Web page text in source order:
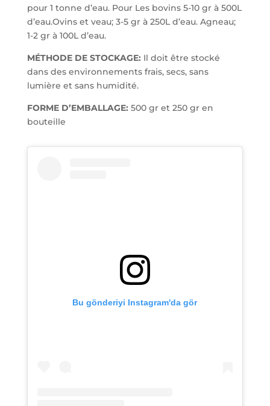
pour 1 tonne d’eau. Pour Les bovins 5-10 gr à 500L
d’eau.Ovins et veau; 3-5 gr à 250L d’eau. Agneau;
1-2 gr à 100L d’eau.
MÉTHODE DE STOCKAGE: Il doit être stocké
dans des environnements frais, secs, sans
lumière et sans humidité.
FORME D’EMBALLAGE: 500 gr et 250 gr en
bouteille
Bu gönderiyi Instagram'da gör